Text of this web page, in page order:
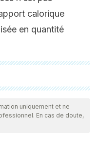
calorique
en quantité
en profondeur
leur fiabilité, leur
de cet article a été
uniquement et ne
En cas de doute,